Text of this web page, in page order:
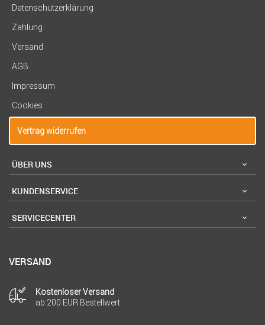
Datenschutzerklärung
Zahlung
Versand
AGB
Impressum
Cookies
Vertrag widerrufen
ÜBER UNS
KUNDENSERVICE
SERVICECENTER
VERSAND
Kostenloser Versand
ab 200 EUR Bestellwert